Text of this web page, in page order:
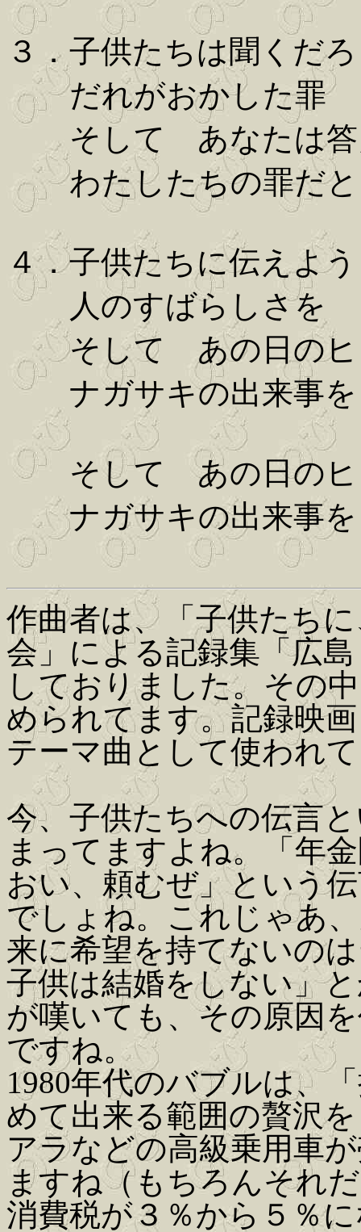
３．子供たちは聞くだ
だれがおかした罪
そして あなたは答
わたしたちの罪だと
４．子供たちに伝えよう
人のすばらしさを
そして あの日のヒ
ナガサキの出来事を
そして あの日のヒ
ナガサキの出来事を
作曲者は、「子供たち
会」による記録集「広
しておりました。その
められてます。記録映
テーマ曲として使われ
今、子供たちへの伝言
まってますよね。「年
おい、頼むぜ」という
でしょね。これじゃあ
来に希望を持てないの
子供は結婚をしない」
が嘆いても、その原因
ですね。
1980年代のバブルは、
めて出来る範囲の贅沢
アラなどの高級乗用車
ますね（もちろんそれ
消費税が３％から５％